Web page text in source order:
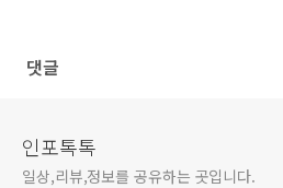
댓글
인포톡톡
일상,리뷰,정보를 공유하는 곳입니다.